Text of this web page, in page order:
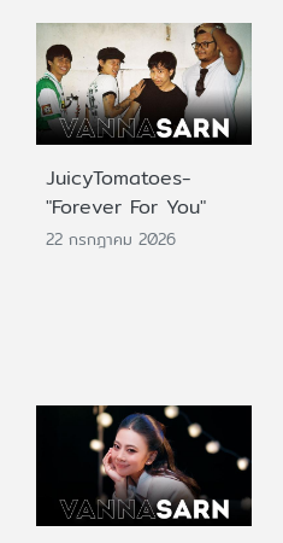
JuicyTomatoes-
"Forever For You"
22 กรกฎาคม 2026